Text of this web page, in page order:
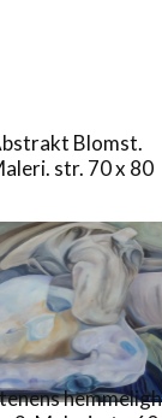
Blomst.
str. 70 x 80